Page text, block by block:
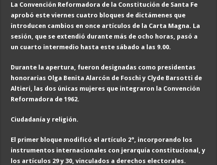
La Convención Reformadora de la Constitución de Santa Fe
aprobó este viernes cuatro bloques de dictámenes que
introducen cambios en once artículos de la Carta Magna. La
sesión, que se extendió durante más de ocho horas, pasó a
un cuarto intermedio hasta este sábado a las 9.00.
Durante la apertura, fueron designadas como presidentas
honorarias Olga Benita Alarcón de Foschi y Clyde Barsotti de
Altieri, las dos únicas mujeres que integraron la Convención
Reformadora de 1962.
Ciudadanía y religión.
El primer bloque modificó el artículo 2°, incorporando los
instrumentos internacionales con jerarquía constitucional, y
los artículos 29 y 30, vinculados a derechos electorales.